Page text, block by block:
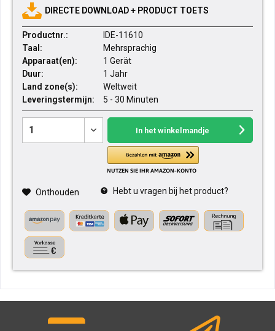
DIRECTE DOWNLOAD + PRODUCT TOETS
Productnr.:
IDE-11610
Taal:
Mehrsprachig
Apparaat(en):
1 Gerät
Duur:
1 Jahr
Land zone(s):
Weltweit
Leveringstermijn:
5 - 30 Minuten
In het winkelmandje
Onthouden Hebt u vragen bij het product?